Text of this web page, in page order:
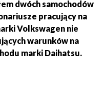
dwóch samochodów
pracujący na
Volkswagen nie
warunków na
marki Daihatsu.